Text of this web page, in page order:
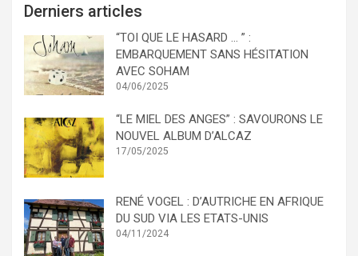
Derniers articles
“TOI QUE LE HASARD … ” :
EMBARQUEMENT SANS HÉSITATION
AVEC SOHAM
04/06/2025
“LE MIEL DES ANGES” : SAVOURONS LE
NOUVEL ALBUM D’ALCAZ
17/05/2025
RENÉ VOGEL : D’AUTRICHE EN AFRIQUE
DU SUD VIA LES ETATS-UNIS
04/11/2024